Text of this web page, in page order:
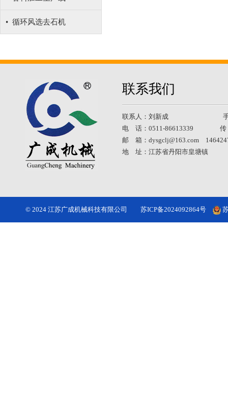
• 循环风选去石机
联系我们
联系人：刘新成 手 机
电 话：0511-86613339 传
邮 箱：dysgclj@163.com
地 址：江苏省丹阳市皇塘镇
© 2024 江苏广成机械科技有限公司 苏ICP备2024092864号